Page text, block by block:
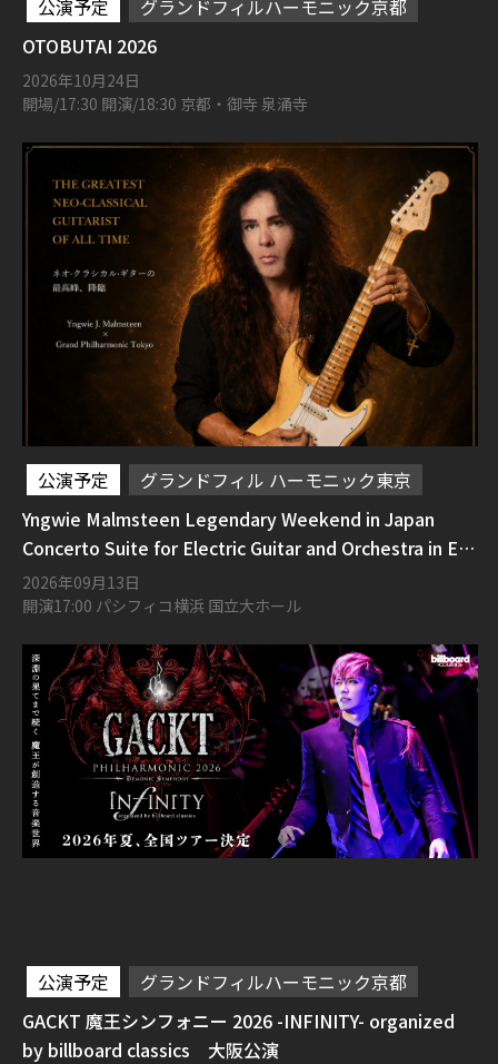
公演予定
グランドフィルハーモニック京都
OTOBUTAI 2026
2026年10月24日
開場/17:30 開演/18:30 京都・御寺 泉涌寺
公演予定
グランドフィル ハーモニック東京
Yngwie Malmsteen Legendary Weekend in Japan
Concerto Suite for Electric Guitar and Orchestra in E
Flat Minor Opus 1
2026年09月13日
開演17:00 パシフィコ横浜 国立大ホール
公演予定
グランドフィルハーモニック京都
GACKT 魔王シンフォニー 2026 -INFINITY- organized
by billboard classics 大阪公演